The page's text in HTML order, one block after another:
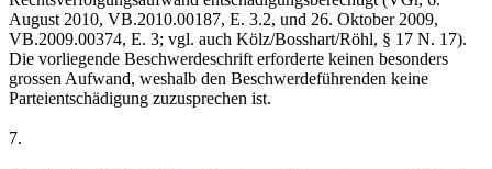
August 2010, VB.2010.00187, E. 3.2, und 26. Oktober 2009,
VB.2009.00374, E. 3; vgl. auch Kölz/Bosshart/Röhl, § 17 N. 17).
Die vorliegende Beschwerdeschrift erforderte keinen besonders
grossen Aufwand, weshalb den Beschwerdeführenden keine
Parteientschädigung zuzusprechen ist.
7.